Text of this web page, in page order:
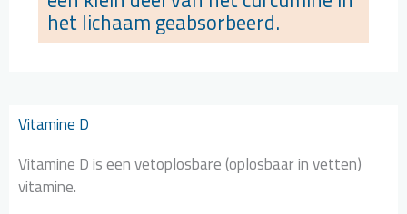
het lichaam geabsorbeerd.
Vitamine D
Vitamine D is een vetoplosbare (oplosbaar in vetten)
vitamine.